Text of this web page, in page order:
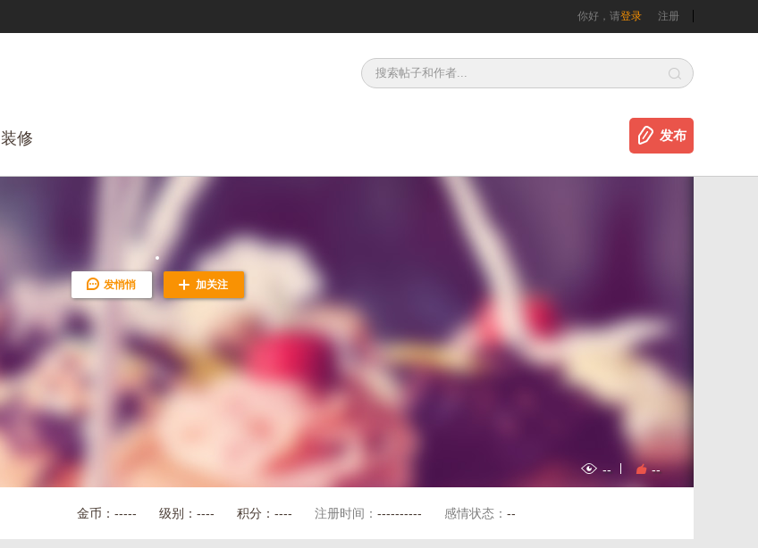
你好，请登录 注册
装修 发布
发悄悄 加关注
-- --
金币： ----- 级别： ---- 积分： ---- 注册时间： ---------- 感情状态： --